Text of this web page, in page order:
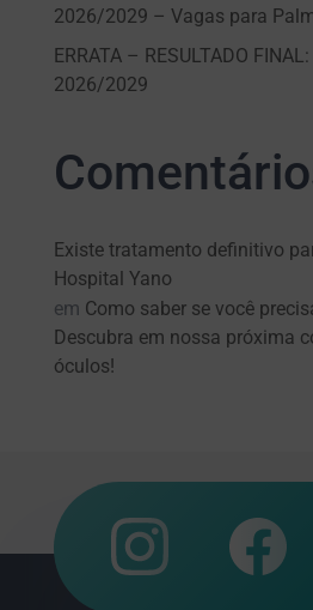
2026/2029 – Vagas para
ERRATA – RESULTADO
2026/2029
Existe tratamento definitivo
Hospital Yano
em Como saber se você
Descubra em nossa próxima
óculos!